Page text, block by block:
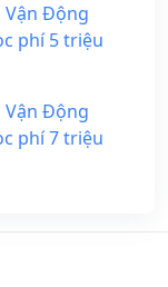
Động
phí 5 triệu
Động
phí 7 triệu